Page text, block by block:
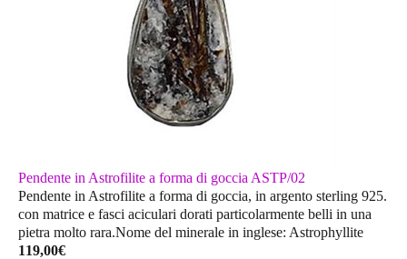
Pendente in Astrofilite a forma di goccia ASTP/02
Pendente in Astrofilite a forma di goccia, in argento sterling 925.
con matrice e fasci aciculari dorati particolarmente belli in una
pietra molto rara.Nome del minerale in inglese: Astrophyllite
119,00€